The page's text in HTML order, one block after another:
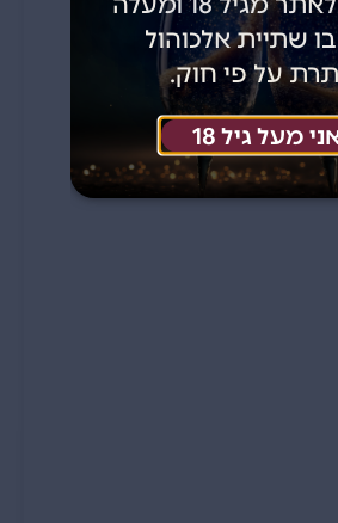
שתיית אלכוהול
על פי חוק.
מעל גיל 18